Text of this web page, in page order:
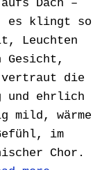
Dach –
es klingt so
Leuchten
vertraut die
und ehrlich
mild, wärme
im
Chor.